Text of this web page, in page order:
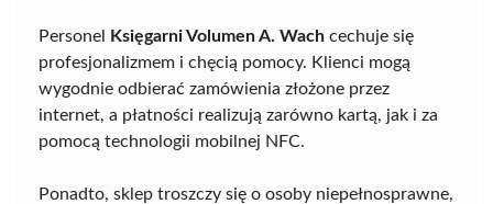
Personel Księgarni Volumen A. Wach cechuje się
profesjonalizmem i chęcią pomocy. Klienci mogą
wygodnie odbierać zamówienia złożone przez
internet, a płatności realizują zarówno kartą, jak i za
pomocą technologii mobilnej NFC.
Ponadto, sklep troszczy się o osoby niepełnosprawne,